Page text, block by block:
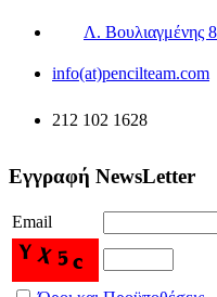
Λ. Βουλιαγμένης
info(at)pencilteam.com
212 102 1628
Εγγραφή NewsLetter
Email